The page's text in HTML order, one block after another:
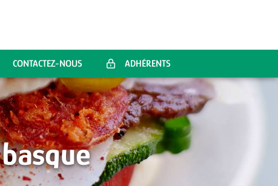
CONTACTEZ-NOUS ADHÉRENTS